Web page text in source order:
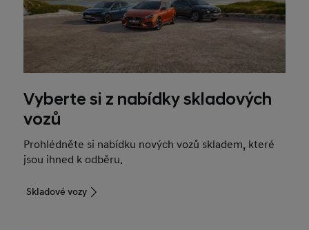
Vyberte si z nabídky skladových
vozů
Prohlédněte si nabídku nových vozů skladem, které
jsou ihned k odběru.
Skladové vozy